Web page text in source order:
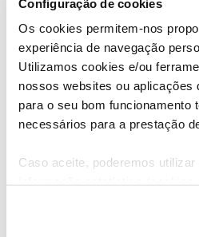
Configuração de cookies
Os cookies permitem-nos
experiência de navegação
Utilizamos cookies e/ou
nossos websites ou aplicações
para o seu bom funcionamento
necessários para a prestação
Caso aceite, poderemos
funcionalidades (cookies de
Ana P.
Olá@Carin,
Agradecemos o se u feedback.
Ajude a comunidade a encontrar